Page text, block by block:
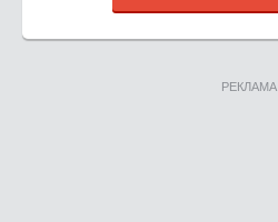
РЕКЛАМА